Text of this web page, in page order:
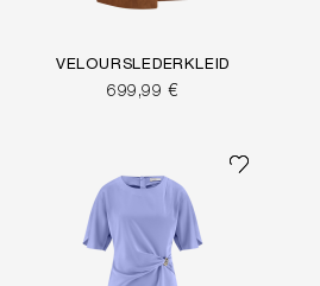
VELOURSLEDERKLEID
699,99 €